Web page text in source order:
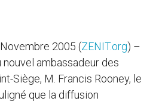
2005 (ZENIT.org) –
nouvel ambassadeur des
Siège, M. Francis Rooney, le
que la diffusion